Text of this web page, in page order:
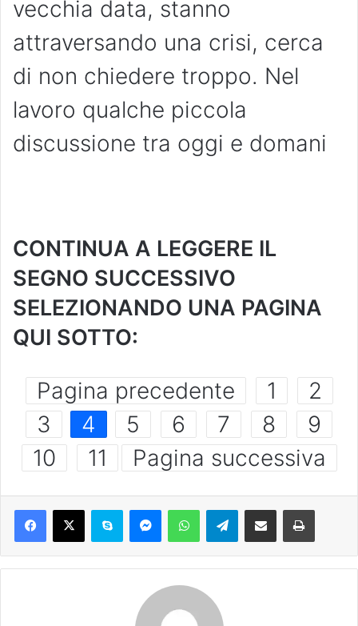
vecchia data, stanno
attraversando una crisi, cerca
di non chiedere troppo. Nel
lavoro qualche piccola
discussione tra oggi e domani
CONTINUA A LEGGERE IL
SEGNO SUCCESSIVO
SELEZIONANDO UNA PAGINA
QUI SOTTO:
Pagina precedente 1
2
3
4 5 6 7 8
9
10
11 Pagina successiva